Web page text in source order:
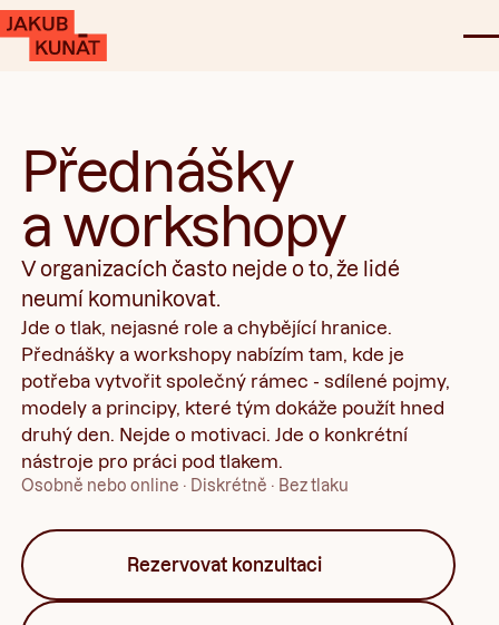
Přednášky
a workshopy
V organizacích často nejde o to, že lidé
neumí komunikovat.
Jde o tlak, nejasné role a chybějící hranice.
Přednášky a workshopy nabízím tam, kde je
potřeba vytvořit společný rámec - sdílené pojmy,
modely a principy, které tým dokáže použít hned
druhý den. Nejde o motivaci. Jde o konkrétní
nástroje pro práci pod tlakem.
Osobně nebo online · Diskrétně · Bez tlaku
Rezervovat konzultaci